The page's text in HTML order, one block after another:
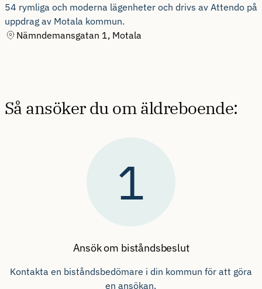
54 rymliga och moderna lägenheter och drivs av Attendo på
uppdrag av Motala kommun.
Adress
Nämndemansgatan 1, Motala
Så ansöker du om äldreboende:
1
Ansök om biståndsbeslut
Kontakta en biståndsbedömare i din kommun för att göra
en ansökan.